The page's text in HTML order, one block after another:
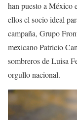
han puesto a México
ellos el socio ideal
campaña, Grupo
mexicano Patricio
sombreros de Luisa
orgullo nacional.